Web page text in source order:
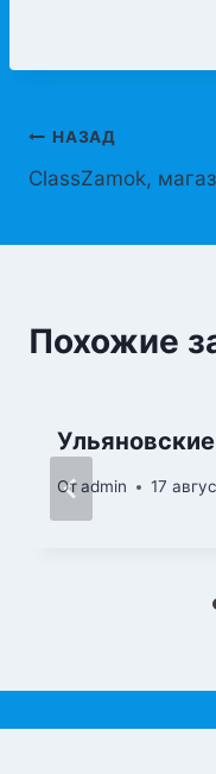
Навигация
по
записям
НАЗАД
ClassZamok,
Похожие
Отadmin 17